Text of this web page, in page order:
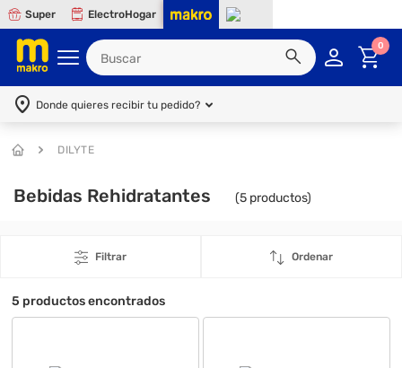
Super ElectroHogar
0
Donde quieres recibir tu pedido?
DILYTE
Bebidas Rehidratantes (5 productos)
Filtrar Ordenar
5 productos encontrados